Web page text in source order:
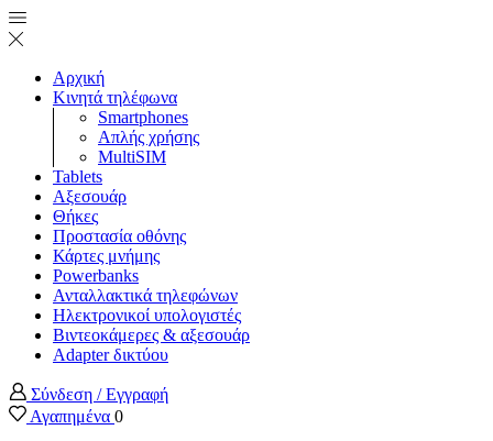
Αρχική
Κινητά τηλέφωνα
Smartphones
Απλής χρήσης
MultiSIM
Tablets
Αξεσουάρ
Θήκες
Προστασία οθόνης
Κάρτες μνήμης
Powerbanks
Ανταλλακτικά τηλεφώνων
Ηλεκτρονικοί υπολογιστές
Βιντεοκάμερες & αξεσουάρ
Adapter δικτύου
Σύνδεση / Εγγραφή
Αγαπημένα 0